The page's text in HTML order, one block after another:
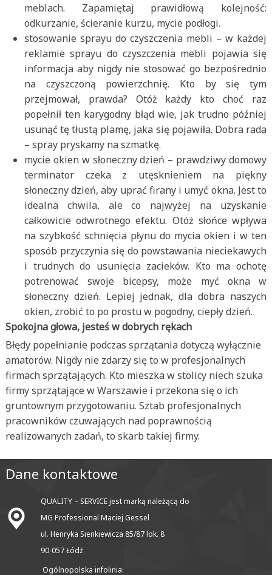
meblach. Zapamiętaj prawidłową kolejność:
odkurzanie, ścieranie kurzu, mycie podłogi.
stosowanie sprayu do czyszczenia mebli – w każdej
reklamie sprayu do czyszczenia mebli pojawia się
informacja aby nigdy nie stosować go bezpośrednio
na czyszczoną powierzchnię. Kto by się tym
przejmował, prawda? Otóż każdy kto choć raz
popełnił ten karygodny błąd wie, jak trudno później
usunąć tę tłustą plamę, jaka się pojawiła. Dobra rada
– spray pryskamy na szmatkę.
mycie okien w słoneczny dzień – prawdziwy domowy
terminator czeka z utęsknieniem na piękny
słoneczny dzień, aby uprać firany i umyć okna. Jest to
idealna chwila, ale co najwyżej na uzyskanie
całkowicie odwrotnego efektu. Otóż słońce wpływa
na szybkość schnięcia płynu do mycia okien i w ten
sposób przyczynia się do powstawania nieciekawych
i trudnych do usunięcia zacieków. Kto ma ochotę
potrenować swoje bicepsy, może myć okna w
słoneczny dzień. Lepiej jednak, dla dobra naszych
okien, zrobić to po prostu w pogodny, ciepły dzień.
Spokojna głowa, jesteś w dobrych rękach
Błędy popełnianie podczas sprzątania dotyczą wyłącznie
amatorów. Nigdy nie zdarzy się to w profesjonalnych
firmach sprzątających. Kto mieszka w stolicy niech szuka
firmy sprzątające w Warszawie i przekona się o ich
gruntownym przygotowaniu. Sztab profesjonalnych
pracowników czuwających nad poprawnością
realizowanych zadań, to skarb takiej firmy.
Dane kontaktowe
QUALITY – SERVICE jest marką należącą do
MG Professional Maciej Gessel
ul. Henryka Sienkiewicza 85/87 lok. 8
90-057 Łódź
Ogólnopolska infolinia: